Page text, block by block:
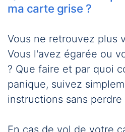
ma carte grise ?
Vous ne retrouvez plus
Vous l'avez égarée ou
? Que faire et par quoi
panique, suivez
instructions sans perdre
En cas de vol de votre